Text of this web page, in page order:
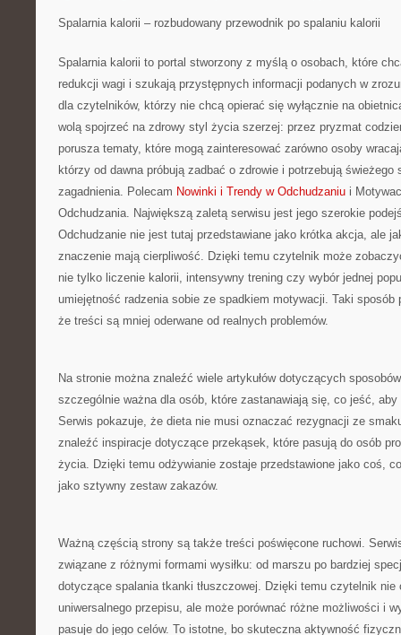
Spalarnia kalorii – rozbudowany przewodnik po spalaniu kalorii
Spalarnia kalorii to portal stworzony z myślą o osobach, które
redukcji wagi i szukają przystępnych informacji podanych w
dla czytelników, którzy nie chcą opierać się wyłącznie na
wolą spojrzeć na zdrowy styl życia szerzej: przez pryzmat
porusza tematy, które mogą zainteresować zarówno osoby
którzy od dawna próbują zadbać o zdrowie i potrzebują świeżego
zagadnienia. Polecam Nowinki i Trendy w Odchudzaniu i
Odchudzania. Największą zaletą serwisu jest jego szerokie
Odchudzanie nie jest tutaj przedstawiane jako krótka akcja, ale
znaczenie mają cierpliwość. Dzięki temu czytelnik może
nie tylko liczenie kalorii, intensywny trening czy wybór jednej
umiejętność radzenia sobie ze spadkiem motywacji. Taki sposób
że treści są mniej oderwane od realnych problemów.
Na stronie można znaleźć wiele artykułów dotyczących
szczególnie ważna dla osób, które zastanawiają się, co jeść,
Serwis pokazuje, że dieta nie musi oznaczać rezygnacji ze
znaleźć inspiracje dotyczące przekąsek, które pasują do osób
życia. Dzięki temu odżywianie zostaje przedstawione jako coś,
jako sztywny zestaw zakazów.
Ważną częścią strony są także treści poświęcone ruchowi.
związane z różnymi formami wysiłku: od marszu po bardziej
dotyczące spalania tkanki tłuszczowej. Dzięki temu czytelnik nie
uniwersalnego przepisu, ale może porównać różne możliwości i
pasuje do jego celów. To istotne, bo skuteczna aktywność